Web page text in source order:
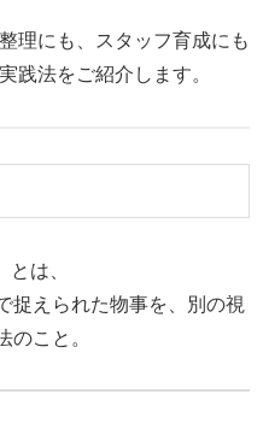
理にも、スタッフ育成にも
践法をご紹介します。
は、
捉えられた物事を、別の視
のこと。